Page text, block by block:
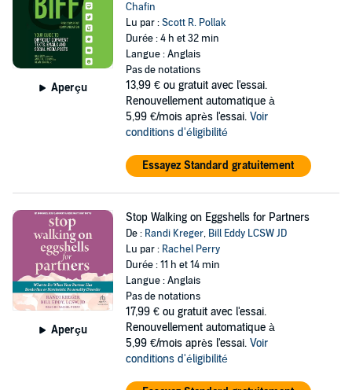
Aperçu
Chafin
Lu par :Scott R. Pollak
Durée : 4 h et 32 min
Langue : Anglais
Pas de notations
13,99 € ou gratuit avec l'essai.
Renouvellement automatique à
5,99 €/mois après l'essai. Voir
conditions d'éligibilité
Essayez Standard gratuitement
Aperçu
Stop Walking on Eggshells for Partners
De : Randi Kreger, Bill Eddy LCSW JD
Lu par : Rachel Perry
Durée : 11 h et 14 min
Langue : Anglais
Pas de notations
17,99 € ou gratuit avec l'essai.
Renouvellement automatique à
5,99 €/mois après l'essai. Voir
conditions d'éligibilité